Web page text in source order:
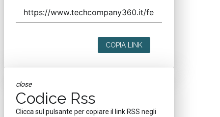
COPIA LINK
close
Codice Rss
Clicca sul pulsante per copiare il link RSS negli